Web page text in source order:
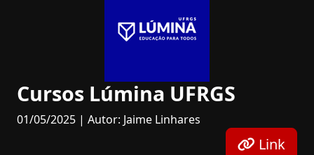
Cursos Lúmina UFRGS
01/05/2025 | Autor: Jaime Linhares
Link